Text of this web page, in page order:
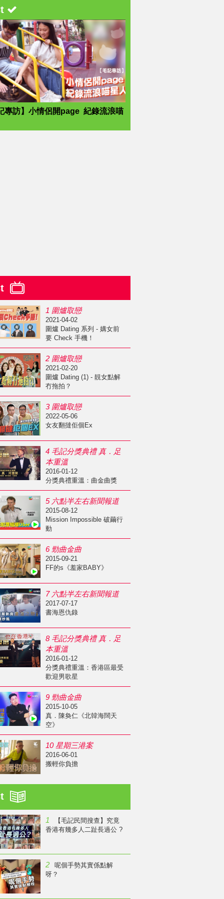
專訪】小情侶開page 紀錄流浪喵
1 圍爐取戀
2021-04-02
圍爐 Dating 系列 - 媾女前
要 Check 手機！
2 圍爐取戀
2021-02-20
圍爐 Dating (1) - 靚女點解
冇拖拍？
3 圍爐取戀
2022-05-06
女友翻撻佢個Ex
4 毛記分獎典禮 真．足
本重溫
2016-01-12
分獎典禮重溫：曲金曲獎
5 六點半左右新聞報道
2015-08-12
Mission Impossible 破繭行
動
6 勁曲金曲
2015-09-21
FF的s《羞家BABY》
7 六點半左右新聞報道
2017-07-17
書海恩仇錄
8 毛記分獎典禮 真．足
本重溫
2016-01-12
分獎典禮重溫：香港區最受
歡迎男歌星
9 勁曲金曲
2015-10-05
真．陳奐仁《北韓海闊天
空》
10 星期三港案
2016-06-01
搬輕你負擔
1
【毛記民間搜查】究竟
香港有幾多人二趾長過公 ?
2
呢個手勢其實係點解
呀？